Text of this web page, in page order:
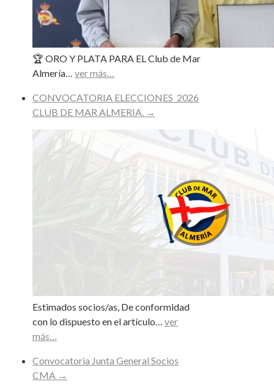
🏆 ORO Y PLATA PARA EL Club de Mar
Almería… ver más…
CONVOCATORIA ELECCIONES_2026
CLUB DE MAR ALMERIA. →
Estimados socios/as, De conformidad
con lo dispuesto en el artículo… ver
más…
Convocatoria Junta General Socios
CMA →